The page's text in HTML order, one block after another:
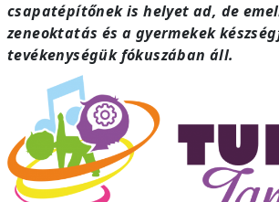
csapatépítőnek is helyet ad, de
zeneoktatás és a gyermekek
tevékenységük fókuszában áll.